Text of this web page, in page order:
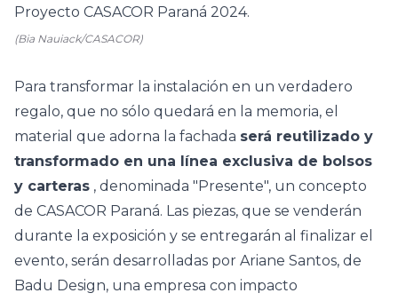
(Bia Nauiack/CASACOR)
Para transformar la instalación en un verdadero
regalo, que no sólo quedará en la memoria, el
material que adorna la fachada será reutilizado y
transformado en una línea exclusiva de bolsos
y carteras , denominada "Presente", un concepto
de CASACOR Paraná. Las piezas, que se venderán
durante la exposición y se entregarán al finalizar el
evento, serán desarrolladas por Ariane Santos, de
Badu Design, una empresa con impacto